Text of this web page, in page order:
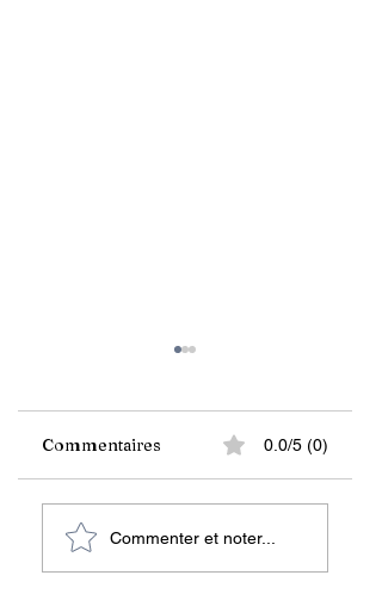
écologiques,
Capital Carte cesse
Commentaires 0.0/5 (0)
Commenter et noter...